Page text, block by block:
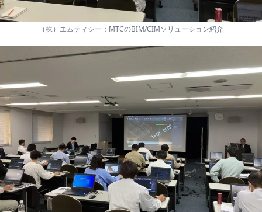
（株）エムティシー：MTCのBIM/CIMソリューション紹介